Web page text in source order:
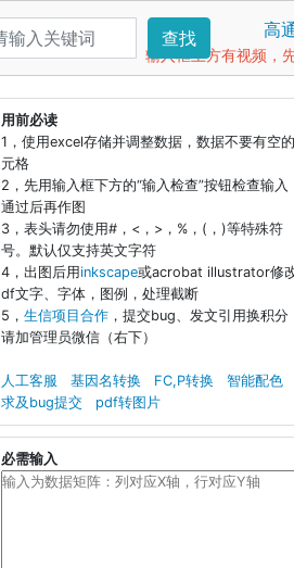
查找 高
输入框上方有视频，
用前必读
1，使用excel存储并调整数据，数据不要有空
元格
2，先用输入框下方的“输入检查”按钮检查输入
通过后再作图
3，表头请勿使用#，<，>，%，(，)等特殊符
号。默认仅支持英文字符
4，出图后用inkscape或acrobat illustrator修
df文字、字体，图例，处理截断
5， 生信项目合作 ，提交bug、发文引用换积分
请加管理员微信（右下）
人工客服 基因名转换 FC,P转换
智能配色
求及bug提交
pdf转图片
必需输入